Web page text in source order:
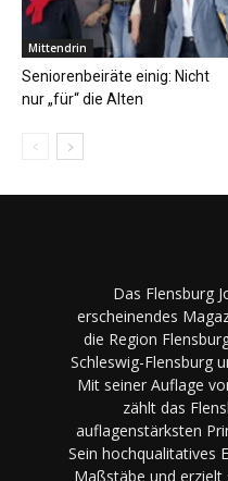
Mittendrin
Seniorenbeiräte einig: Nicht
nur „für“ die Alten
Das Flensburg
erscheinendes
die Region
Schleswig-Flensburg
Mit seiner Auflage
zählt das
auflagenstärksten
Sein hochqualitatives
Maßstäbe und